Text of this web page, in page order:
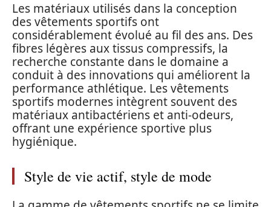
Les matériaux utilisés dans la conception
des vêtements sportifs ont
considérablement évolué au fil des ans. Des
fibres légères aux tissus compressifs, la
recherche constante dans le domaine a
conduit à des innovations qui améliorent la
performance athlétique. Les vêtements
sportifs modernes intègrent souvent des
matériaux antibactériens et anti-odeurs,
offrant une expérience sportive plus
hygiénique.
Style de vie actif, style de mode